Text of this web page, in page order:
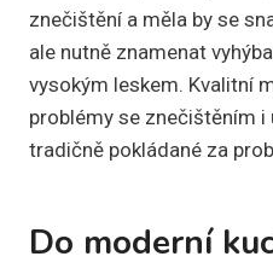
znečištění a měla by se
ale nutně znamenat
vysokým leskem. Kvalitní
problémy se znečištěním i
tradičně pokládané za
Do moderní